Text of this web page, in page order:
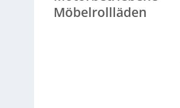
Möbelrollläden